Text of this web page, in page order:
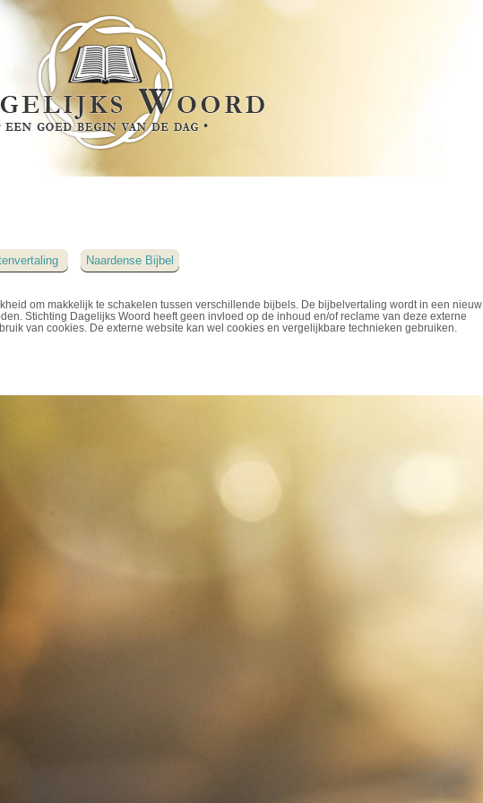
Naardense Bijbel
om makkelijk te schakelen tussen verschillende bijbels. De bijbelvertaling wordt in een nieuw
Stichting Dagelijks Woord heeft geen invloed op de inhoud en/of reclame van deze externe
van cookies. De externe website kan wel cookies en vergelijkbare technieken gebruiken.